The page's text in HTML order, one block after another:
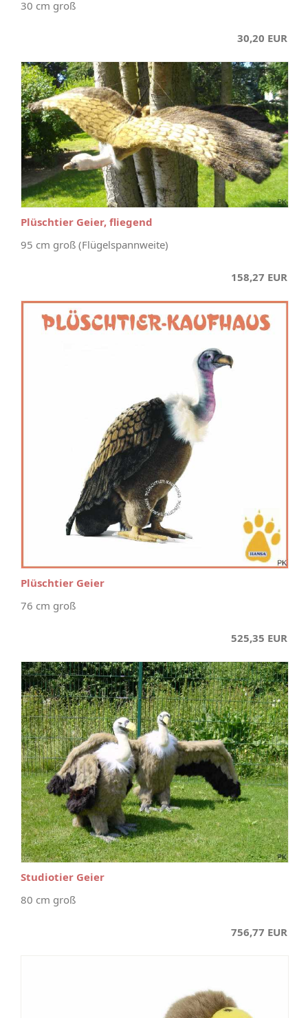
30 cm groß
30,20 EUR
Plüschtier Geier, fliegend
95 cm groß (Flügelspannweite)
158,27 EUR
Plüschtier Geier
76 cm groß
525,35 EUR
Studiotier Geier
80 cm groß
756,77 EUR